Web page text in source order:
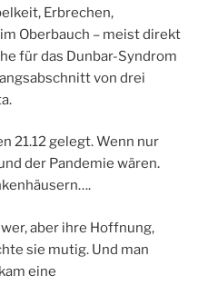
Erbrechen,
Oberbauch – meist direkt
für das Dunbar-Syndrom
von drei
21.12 gelegt. Wenn nur
der Pandemie wären.
aber ihre Hoffnung,
sie mutig. Und man
eine